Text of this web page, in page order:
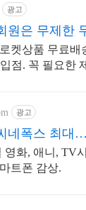
광고
원은 무제한
켓상품 무료배
점. 꼭 필요한
광고
네폭스 최대3
립화, 애니, TV시
트폰 감상.